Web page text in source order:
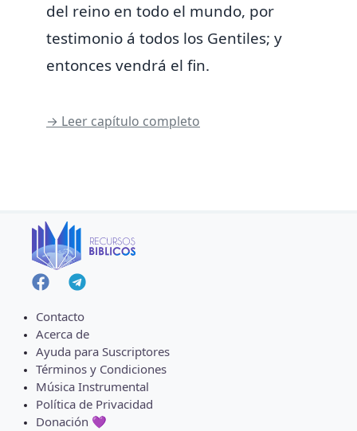
del reino en todo el mundo, por
testimonio á todos los Gentiles; y
entonces vendrá el fin.
→ Leer capítulo completo
Contacto
Acerca de
Ayuda para Suscriptores
Términos y Condiciones
Música Instrumental
Política de Privacidad
Donación 💜